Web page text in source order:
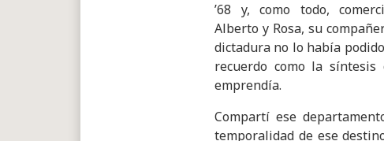
’68 y, como todo,
Alberto y Rosa, su
dictadura no lo había
recuerdo como la
emprendía.
Compartí ese
temporalidad de ese